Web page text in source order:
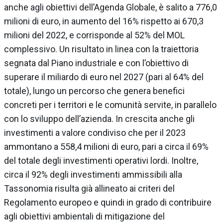
anche agli obiettivi dell’Agenda Globale, è salito a 776,0
milioni di euro, in aumento del 16% rispetto ai 670,3
milioni del 2022, e corrisponde al 52% del MOL
complessivo. Un risultato in linea con la traiettoria
segnata dal Piano industriale e con l’obiettivo di
superare il miliardo di euro nel 2027 (pari al 64% del
totale), lungo un percorso che genera benefici
concreti per i territori e le comunità servite, in parallelo
con lo sviluppo dell’azienda. In crescita anche gli
investimenti a valore condiviso che per il 2023
ammontano a 558,4 milioni di euro, pari a circa il 69%
del totale degli investimenti operativi lordi. Inoltre,
circa il 92% degli investimenti ammissibili alla
Tassonomia risulta già allineato ai criteri del
Regolamento europeo e quindi in grado di contribuire
agli obiettivi ambientali di mitigazione del